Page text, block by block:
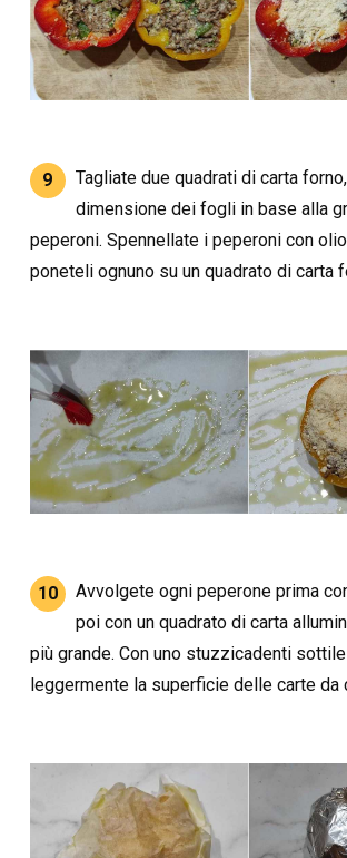
9
Tagliate due quadrati di carta
dimensione dei fogli in base alla
peperoni. Spennellate i peperoni con olio
poneteli ognuno su un quadrato di carta
10
Avvolgete ogni peperone prima
poi con un quadrato di carta
più grande. Con uno stuzzicadenti
leggermente la superficie delle carte da